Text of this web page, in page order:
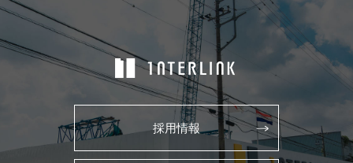
採用情報